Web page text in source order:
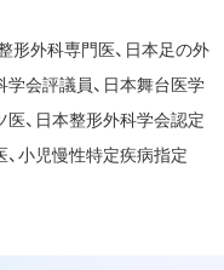
形外科専門医、日本足の外
会評議員、日本舞台医学
、日本整形外科学会認定
小児慢性特定疾病指定